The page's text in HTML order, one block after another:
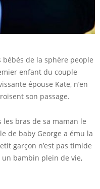
bébés de la sphère people
enfant du couple
épouse Kate, n’en
son passage.
bras de sa maman le
de baby George a ému la
garçon n’est pas timide
bambin plein de vie,